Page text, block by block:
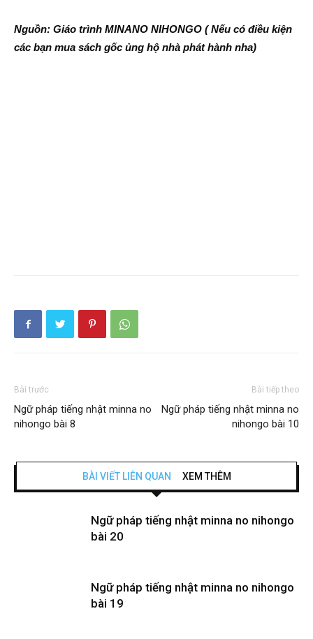
Nguồn: Giáo trình MINANO NIHONGO ( Nếu có điều kiện
các bạn mua sách gốc ủng hộ nhà phát hành nha)
Bài trước
Ngữ pháp tiếng nhật minna no
nihongo bài 8
Bài tiếp theo
Ngữ pháp tiếng nhật minna no
nihongo bài 10
BÀI VIẾT LIÊN QUAN XEM THÊM
Ngữ pháp tiếng nhật minna no nihongo
bài 20
Ngữ pháp tiếng nhật minna no nihongo
bài 19